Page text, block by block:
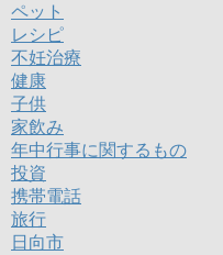
ペット
レシピ
不妊治療
健康
子供
家飲み
年中行事に関するもの
投資
携帯電話
旅行
日向市